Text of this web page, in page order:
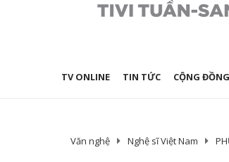
TV ONLINE TIN TỨC CỘNG
Văn nghệ Nghệ sĩ Việt Nam